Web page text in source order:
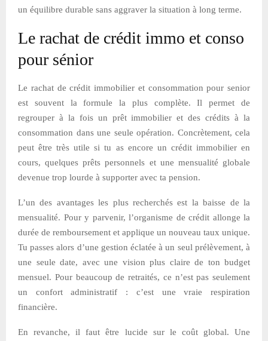
un équilibre durable sans aggraver la situation à long terme.
Le rachat de crédit immo et conso
pour sénior
Le rachat de crédit immobilier et consommation pour senior
est souvent la formule la plus complète. Il permet de
regrouper à la fois un prêt immobilier et des crédits à la
consommation dans une seule opération. Concrètement, cela
peut être très utile si tu as encore un crédit immobilier en
cours, quelques prêts personnels et une mensualité globale
devenue trop lourde à supporter avec ta pension.
L’un des avantages les plus recherchés est la baisse de la
mensualité. Pour y parvenir, l’organisme de crédit allonge la
durée de remboursement et applique un nouveau taux unique.
Tu passes alors d’une gestion éclatée à un seul prélèvement, à
une seule date, avec une vision plus claire de ton budget
mensuel. Pour beaucoup de retraités, ce n’est pas seulement
un confort administratif : c’est une vraie respiration
financière.
En revanche, il faut être lucide sur le coût global. Une